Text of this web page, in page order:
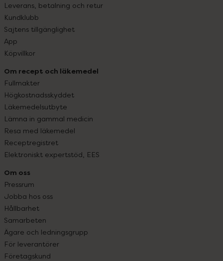
Leverans, betalning och retur
Kundklubb
Sajtens tillgänglighet
App
Köpvillkor
Om recept och läkemedel
Fullmakter
Högkostnadsskyddet
Läkemedelsutbyte
Lämna in gammal medicin
Resa med läkemedel
Receptregistret
Elektroniskt expertstöd, EES
Om oss
Pressrum
Jobba hos oss
Hållbarhet
Samarbeten
Ägare och ledningsgrupp
För leverantörer
Företagskund